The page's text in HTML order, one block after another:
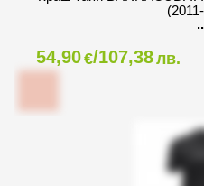
54,90€/107,38лв.